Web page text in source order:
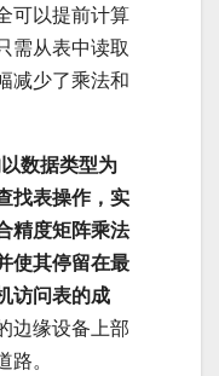
可以提前计算
需从表中读取
减少了乘法和
数据类型为
找表操作，实
精度矩阵乘法
使其停留在最
访问表的成
边缘设备上部
。